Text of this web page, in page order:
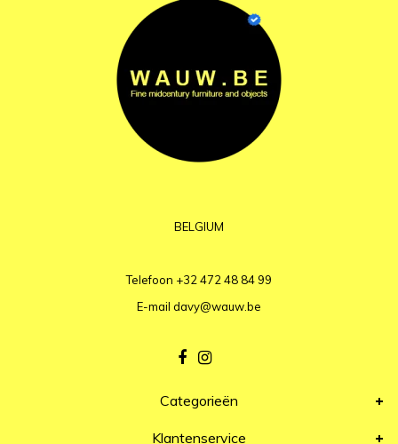
BELGIUM
Telefoon +32 472 48 84 99
E-mail davy@wauw.be
Categorieën
Klantenservice